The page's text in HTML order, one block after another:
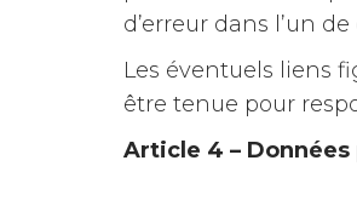
d’erreur dans l’un de
Les éventuels liens
être tenue pour
Article 4 –